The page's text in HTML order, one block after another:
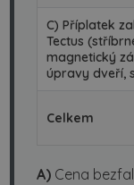
C) Příplatek
Tectus
magnetický
úpravy dveří,
Celkem
A)Cena